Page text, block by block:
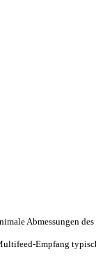
Abmessungen des
Empfang